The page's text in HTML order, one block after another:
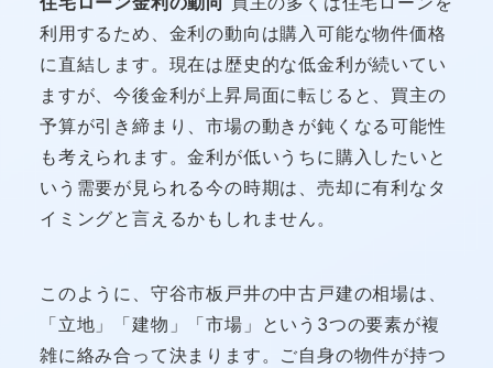
利用するため、金利の動向は購入可能な物件価格
に直結します。現在は歴史的な低金利が続いてい
ますが、今後金利が上昇局面に転じると、買主の
予算が引き締まり、市場の動きが鈍くなる可能性
も考えられます。金利が低いうちに購入したいと
いう需要が見られる今の時期は、売却に有利なタ
イミングと言えるかもしれません。
このように、守谷市板戸井の中古戸建の相場は、
「立地」「建物」「市場」という3つの要素が複
雑に絡み合って決まります。ご自身の物件が持つ